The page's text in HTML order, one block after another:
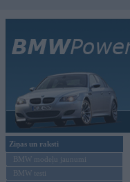
Ziņas un raksti
BMW modeļu jaunumi
BMW testi